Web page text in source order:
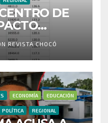
DE
Y PIDE
REVISTA CHOCÓ
ECONOMÍA EDUCACIÓN
POLÍTICA REGIONAL